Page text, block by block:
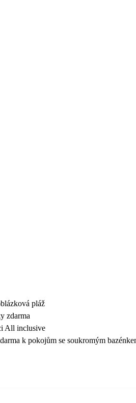
pláž
zdarma
All inclusive
k pokojům se soukromým